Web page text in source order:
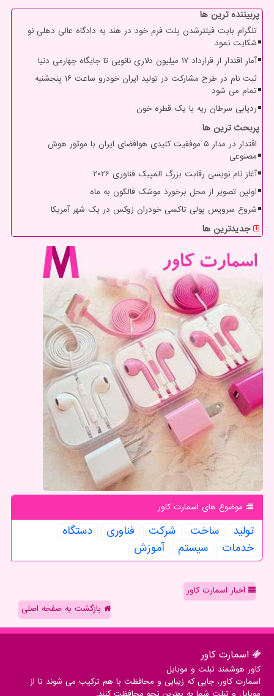
پربیننده ترین ها
تلگرام بابت فیلترشدن پلت فرم خود در هند به دادگاه عالی دهلی نو
شکایت نمود
آمار اقتدار از قرارداد ۱۷ میلیون دلاری نانویی تا جایگاه چهارمی دنیا
ثبت نام در طرح مشارکت در تولید ایران خودرو ساعت ۱۶ پنجشنبه
تمام می شود
ردیابی سرطان ریه با یک قطره خون
پربحث ترین ها
اقتدار در مدار ۵ موفقیت کلیدی هوافضای ایران با موتور هوش
مصنوعی
آغاز نام نویسی رقابت بزرگ المپیک فناوری ۲۰۲۶
اولین تصویر از محل برخورد موشک فالکون به ماه
شروع سرویس پولی تاکسی خودران زوکس در یک شهر آمریکا
جدیدترین ها
موضوع های اسمارت كاور
تولید ساخت شركت فناوری
دستگاه
خدمات
سیستم آموزش
اخبار اسمارت کاور
بازگشت به صفحه اصلی
اسمارت كاور
کاور هوشمند تبلت و موبایل
اسمارت کاور، جایی که زیبایی و محافظت با هم ترکیب می شوند تا از
موبایل و تبلت شما به بهترین نحو محافظت کنند.